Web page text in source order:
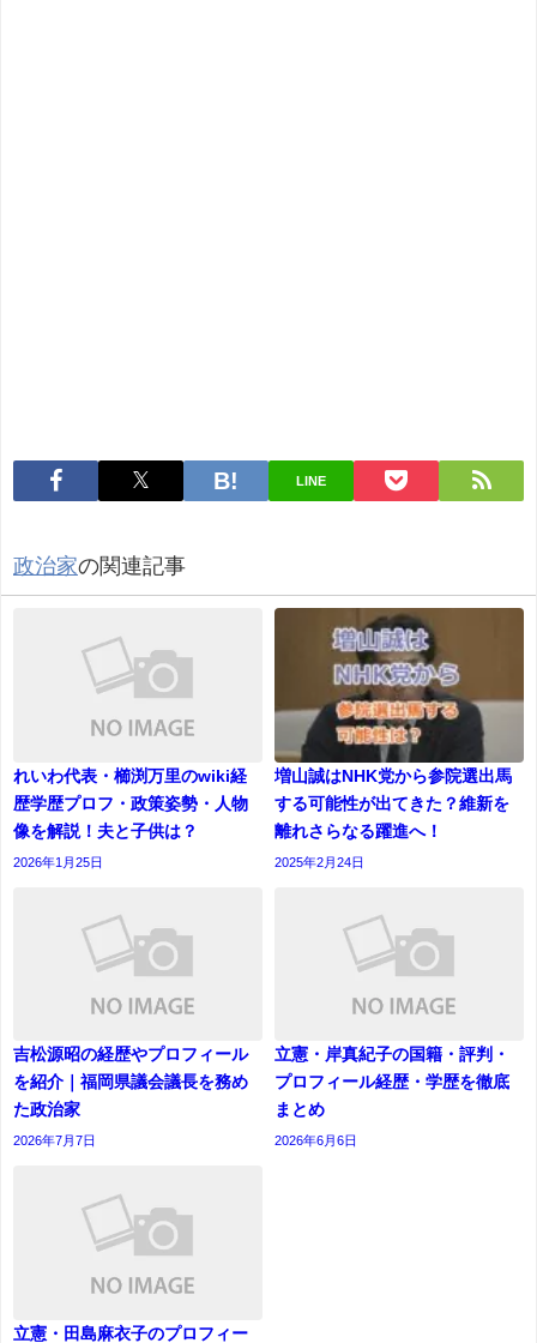
LINE
政治家の関連記事
れいわ代表・櫛渕万里のwiki経
歴学歴プロフ・政策姿勢・人物
像を解説！夫と子供は？
2026年1月25日
増山誠はNHK党から参院選出馬
する可能性が出てきた？維新を
離れさらなる躍進へ！
2025年2月24日
吉松源昭の経歴やプロフィール
を紹介｜福岡県議会議長を務め
た政治家
2026年7月7日
立憲・岸真紀子の国籍・評判・
プロフィール経歴・学歴を徹底
まとめ
2026年6月6日
立憲・田島麻衣子のプロフィー